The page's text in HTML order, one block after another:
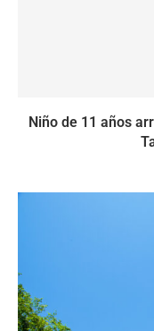
Niño de 11 años